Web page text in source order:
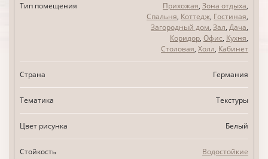
Тип помещения Прихожая, Зона отдыха,
Спальня, Коттедж, Гостиная,
Загородный дом, Зал, Дача,
Коридор, Офис, Кухня,
Столовая, Холл, Кабинет
Страна Германия
Тематика Текстуры
Цвет рисунка Белый
Стойкость Водостойкие